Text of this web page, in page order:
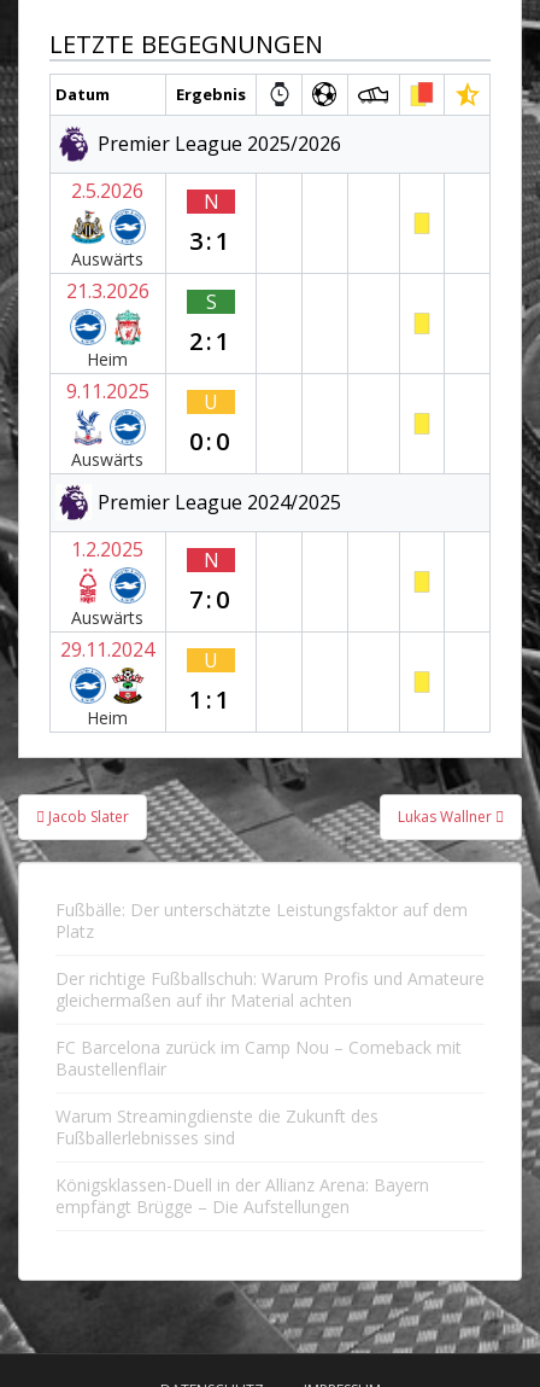
LETZTE BEGEGNUNGEN
Datum Ergebnis
Premier League 2025/2026
2.5.2026
Auswärts
N
3:1
21.3.2026
Heim
S
2:1
9.11.2025
Auswärts
U
0:0
Premier League 2024/2025
1.2.2025
Auswärts
N
7:0
29.11.2024
Heim
U
1:1
Beitragsnavigation
Jacob Slater Lukas Wallner
Fußbälle: Der unterschätzte Leistungsfaktor auf dem
Platz
Der richtige Fußballschuh: Warum Profis und Amateure
gleichermaßen auf ihr Material achten
FC Barcelona zurück im Camp Nou – Comeback mit
Baustellenflair
Warum Streamingdienste die Zukunft des
Fußballerlebnisses sind
Königsklassen-Duell in der Allianz Arena: Bayern
empfängt Brügge – Die Aufstellungen